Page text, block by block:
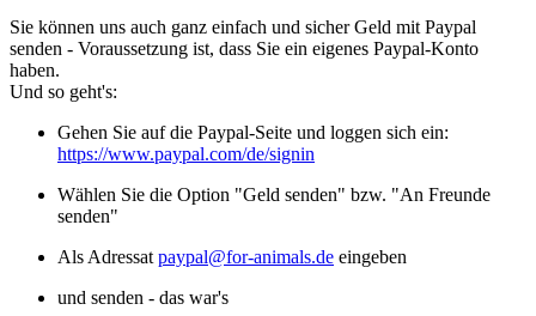
Sie können uns auch ganz einfach und sicher Geld mit Paypal
senden - Voraussetzung ist, dass Sie ein eigenes Paypal-Konto
haben.
Und so geht's:
Gehen Sie auf die Paypal-Seite und loggen sich ein:
https://www.paypal.com/de/signin
Wählen Sie die Option "Geld senden" bzw. "An Freunde
senden"
Als Adressat paypal@for-animals.de eingeben
und senden - das war's